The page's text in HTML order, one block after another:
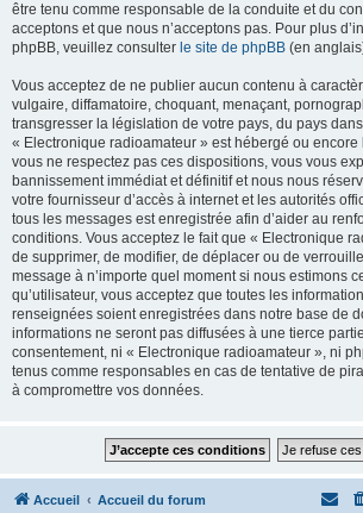
être tenu comme responsable de la conduite et du
acceptons et que nous n’acceptons pas. Pour plus
phpBB, veuillez consulter le site de phpBB (en
Vous acceptez de ne publier aucun contenu à
vulgaire, diffamatoire, choquant, menaçant,
transgresser la législation de votre pays, du pays
« Electronique radioamateur » est hébergé ou
vous ne respectez pas ces dispositions, vous vous
bannissement immédiat et définitif et nous nous
votre fournisseur d’accès à internet et les autorités
tous les messages est enregistrée afin d’aider au
conditions. Vous acceptez le fait que « Electronique
de supprimer, de modifier, de déplacer ou de
message à n’importe quel moment si nous estimons
qu’utilisateur, vous acceptez que toutes les
renseignées soient enregistrées dans notre base de
informations ne seront pas diffusées à une tierce
consentement, ni « Electronique radioamateur », ni
tenus comme responsables en cas de tentative de
à compromettre vos données.
Accueil Accueil du forum